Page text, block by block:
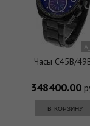
Часы C45B/
348400.00
в корзину